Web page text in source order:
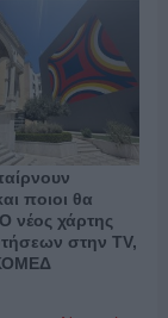
ποιοι θα
νέος χάρτης
στην TV,